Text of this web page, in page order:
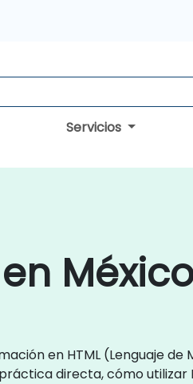
Servicios
en HTML (Lenguaje
directa, cómo utilizar